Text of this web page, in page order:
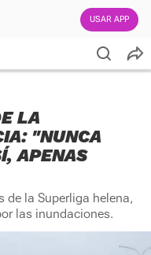
USAR APP
LA
"NUNCA
APENAS
de la Superliga helena,
las inundaciones.